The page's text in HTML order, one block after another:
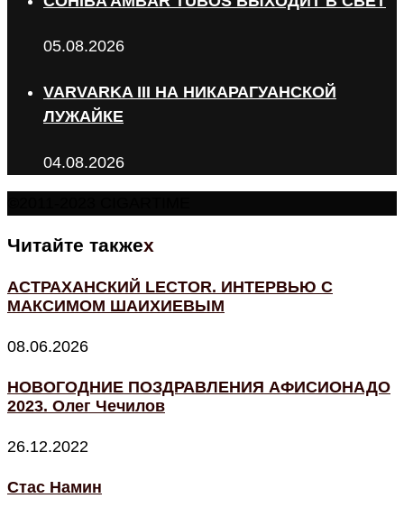
05.08.2026
VARVARKA III НА НИКАРАГУАНСКОЙ
ЛУЖАЙКЕ
04.08.2026
Читайте такжеx
АСТРАХАНСКИЙ LECTOR. ИНТЕРВЬЮ С
МАКСИМОМ ШАИХИЕВЫМ
08.06.2026
НОВОГОДНИЕ ПОЗДРАВЛЕНИЯ АФИСИОНАДО
2023. Олег Чечилов
26.12.2022
Стас Намин